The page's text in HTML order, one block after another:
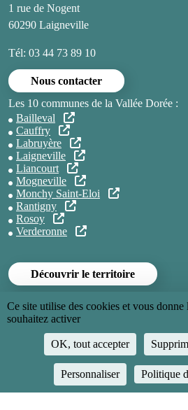
1 rue de Nogent
60290 Laigneville
Tél: 03 44 73 89 10
Nous contacter
Les 10 communes de la Vallée Dorée :
Bailleval
Cauffry
Labruyère
Laigneville
Liancourt
Mogneville
Monchy Saint-Eloi
Rantigny
Rosoy
Verderonne
Découvrir le territoire
Menu Pied de page
Plan du site
Politique de confidentialité
Proposer un événement
Ce site utilise des cookies et vous
souhaitez activer
OK, tout accepter
Personnaliser Politique